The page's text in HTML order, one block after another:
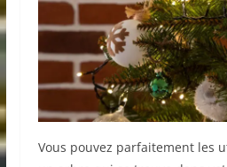
Vous pouvez parfaitement les